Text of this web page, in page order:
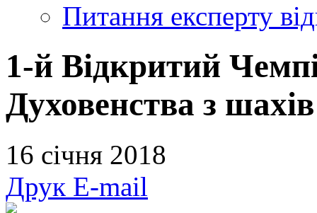
Питання експерту
1-й Відкритий
Духовенства з шахів
16 січня 2018
Друк E-mail